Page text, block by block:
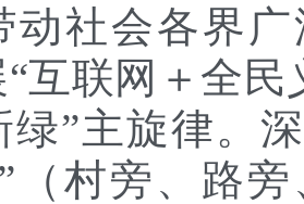
动社会各界
互联网＋全
绿”主旋律。
（村旁、路